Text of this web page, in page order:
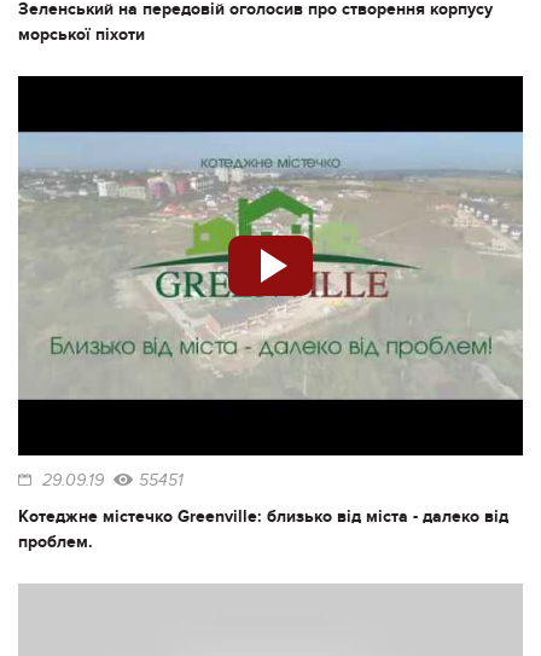
Зеленський на передовій оголосив про створення корпусу
морської піхоти
29.09.19 55451
Котеджне містечко Greenville: близько від міста - далеко від
проблем.